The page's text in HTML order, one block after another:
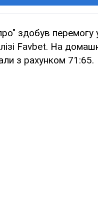
здобув перемогу
Favbet. На
з рахунком 71:65.